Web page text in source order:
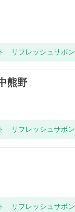
リフレッシュサボン
熊野
リフレッシュサボン
リフレッシュサボン